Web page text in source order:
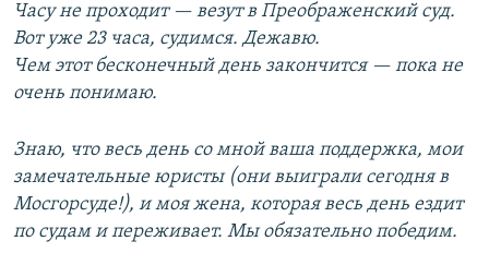
Часу не проходит — везут в Преображенский суд.
Вот уже 23 часа, судимся. Дежавю.
Чем этот бесконечный день закончится — пока не
очень понимаю.
Знаю, что весь день со мной ваша поддержка, мои
замечательные юристы (они выиграли сегодня в
Мосгорсуде!), и моя жена, которая весь день ездит
по судам и переживает. Мы обязательно победим.